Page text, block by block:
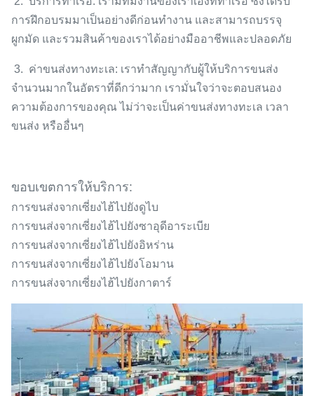
การฝึกอบรมมาเป็นอย่างดีก่อนทำงาน และสามารถบรรจุ
ผูกมัด และรวมสินค้าของเราได้อย่างมืออาชีพและปลอดภัย
3. ค่าขนส่งทางทะเล: เราทำสัญญากับผู้ให้บริการขนส่ง
จำนวนมากในอัตราที่ดีกว่ามาก เรามั่นใจว่าจะตอบสนอง
ความต้องการของคุณ ไม่ว่าจะเป็นค่าขนส่งทางทะเล เวลา
ขนส่ง หรืออื่นๆ
ขอบเขตการให้บริการ:
การขนส่งจากเซี่ยงไฮ้ไปยังดูไบ
การขนส่งจากเซี่ยงไฮ้ไปยังซาอุดีอาระเบีย
การขนส่งจากเซี่ยงไฮ้ไปยังอิหร่าน
การขนส่งจากเซี่ยงไฮ้ไปยังโอมาน
การขนส่งจากเซี่ยงไฮ้ไปยังกาตาร์